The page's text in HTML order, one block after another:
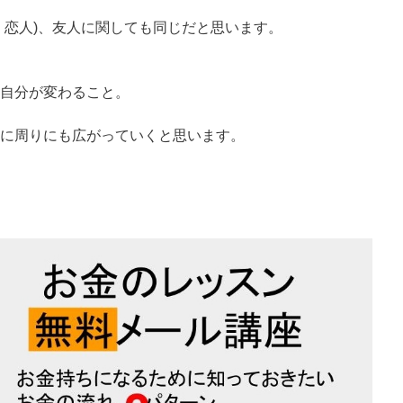
人)、友人に関しても同じだと思います。
分が変わること。
周りにも広がっていくと思います。